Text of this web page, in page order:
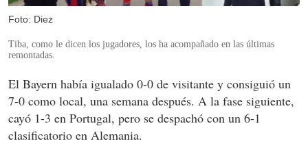
Foto: Diez
Tiba, como le dicen los jugadores, los ha acompañado en las últimas
remontadas.
El Bayern había igualado 0-0 de visitante y consiguió un
7-0 como local, una semana después. A la fase siguiente,
cayó 1-3 en Portugal, pero se despachó con un 6-1
clasificatorio en Alemania.